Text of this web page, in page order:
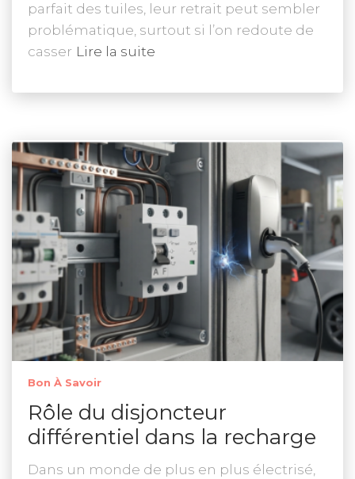
parfait des tuiles, leur retrait peut sembler
problématique, surtout si l’on redoute de
casser Lire la suite
Bon À Savoir
Rôle du disjoncteur
différentiel dans la recharge
Dans un monde de plus en plus électrisé,